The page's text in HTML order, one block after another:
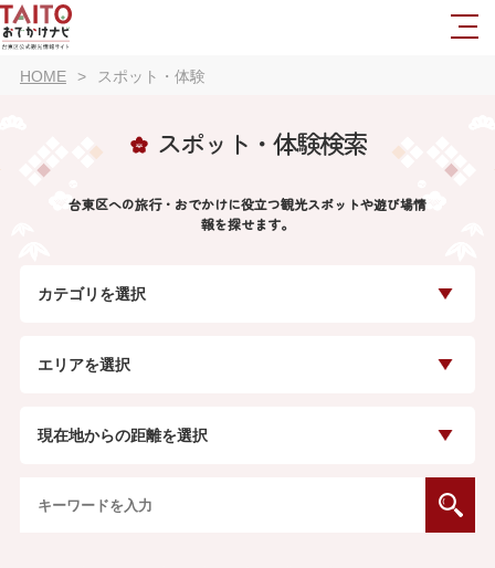
HOME スポット・体験
スポット・体験検索
台東区への旅行・おでかけに役立つ観光スポットや遊び場情
報を探せます。
カテゴリを選択
エリアを選択
現在地からの距離を選択